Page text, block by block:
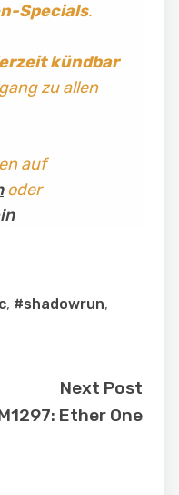
Specials.
kündbar
zu allen
auf
oder
, #shadowrun,
Next Post
Ether One